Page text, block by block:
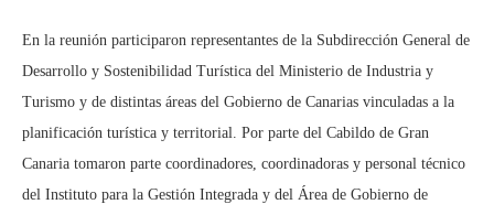
En la reunión participaron representantes de la Subdirección General de
Desarrollo y Sostenibilidad Turística del Ministerio de Industria y
Turismo y de distintas áreas del Gobierno de Canarias vinculadas a la
planificación turística y territorial. Por parte del Cabildo de Gran
Canaria tomaron parte coordinadores, coordinadoras y personal técnico
del Instituto para la Gestión Integrada y del Área de Gobierno de